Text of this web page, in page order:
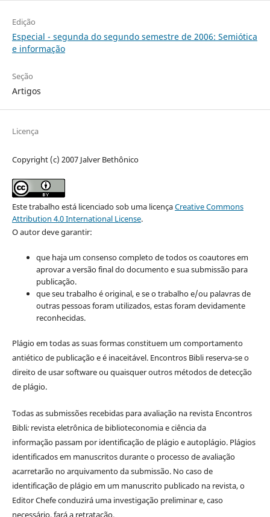
Edição
Especial - segunda do segundo semestre de 2006: Semiótica
e informação
Seção
Artigos
Licença
Copyright (c) 2007 Jalver Bethônico
Este trabalho está licenciado sob uma licençaCreative Commons
Attribution 4.0 International License.
O autor deve garantir:
que haja um consenso completo de todos os coautores em
aprovar a versão final do documento e sua submissão para
publicação.
que seu trabalho é original, e se o trabalho e/ou palavras de
outras pessoas foram utilizados, estas foram devidamente
reconhecidas.
Plágio em todas as suas formas constituem um comportamento
antiético de publicação e é inaceitável. Encontros Bibli reserva-se o
direito de usar software ou quaisquer outros métodos de detecção
de plágio.
Todas as submissões recebidas para avaliação na revista Encontros
Bibli: revista eletrônica de biblioteconomia e ciência da
informaçãopassam por identificação de plágio e autoplágio. Plágios
identificados em manuscritos durante o processo de avaliação
acarretarão no arquivamento da submissão. No caso de
identificação de plágio em um manuscrito publicado na revista, o
Editor Chefe conduzirá uma investigação preliminar e, caso
necessário, fará a retratação.